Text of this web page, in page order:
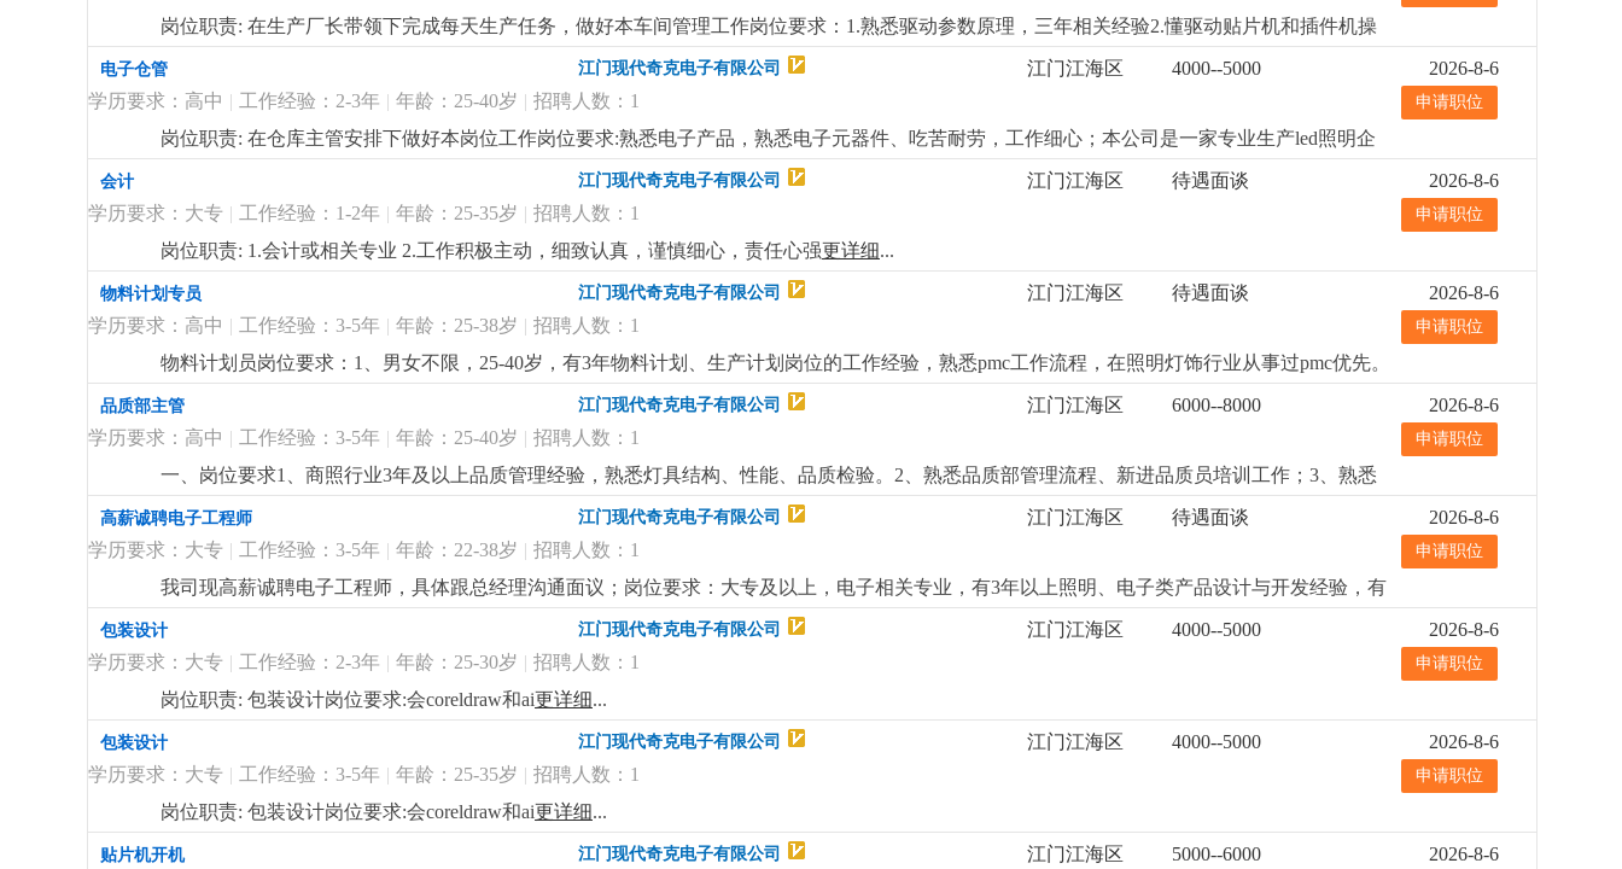
岗位职责: 在生产厂长带领下完成每天生产任务，做好本车间管理工作岗位要求：1.熟悉驱动参数原理，三年相关经验2.懂驱动贴片机和插件机操
作3.包吃包住，试用期后买社保4.待遇面谈更详细...
电子仓管 江门现代奇克电子有限公司 江门江海区 4000--5000
2026-8-6
学历要求：高中 | 工作经验：2-3年 | 年龄：25-40岁 | 招聘人数：1 申请职位
岗位职责: 在仓库主管安排下做好本岗位工作岗位要求:熟悉电子产品，熟悉电子元器件、吃苦耐劳，工作细心；本公司是一家专业生产led照明企
业，产品主要是筒灯 天花灯等，订单充足，长白班，粮期准时，环境优美、伙食丰盛，福利好。更详细...
会计 江门现代奇克电子有限公司 江门江海区 待遇面谈
2026-8-6
学历要求：大专 | 工作经验：1-2年 | 年龄：25-35岁 | 招聘人数：1 申请职位
岗位职责: 1.会计或相关专业 2.工作积极主动，细致认真，谨慎细心，责任心强更详细...
物料计划专员 江门现代奇克电子有限公司 江门江海区 待遇面谈
2026-8-6
学历要求：高中 | 工作经验：3-5年 | 年龄：25-38岁 | 招聘人数：1 申请职位
物料计划员岗位要求：1、男女不限，25-40岁，有3年物料计划、生产计划岗位的工作经验，熟悉pmc工作流程，在照明灯饰行业从事过pmc优先。
2、负责订单的物料需求整理，能根据订单制定物料计划，有物料计划管控能力。3、做事有条理性、有计划性、原则性强，工作细心；4、熟悉办
公软件使用，熟悉erp系统使用，如金蝶；5、良好的沟通、协调和计划能力。岗位福利：1、薪酬5000-6500元/月，视能力和经验而定，具体面议
商榷。2、节日慰问礼品礼金、开工红包、年终奖3、公司包吃工作餐、提供宿舍。4、环境优美的办公楼办公。
品质部主管 江门现代奇克电子有限公司 江门江海区 6000--8000
2026-8-6
学历要求：高中 | 工作经验：3-5年 | 年龄：25-40岁 | 招聘人数：1 申请职位
一、岗位要求1、商照行业3年及以上品质管理经验，熟悉灯具结构、性能、品质检验。2、熟悉品质部管理流程、新进品质员培训工作；3、熟悉
iso质量体系；4、具备良好的沟通协调和组织能力；二、工作职责1、负责新产品/变更品量产前确认，试产评估、包装设计资料校对；2、负责品
质部品质人员的培训和工作指导；3、制定产品检验规程、验货过程跟进和协调，验货异常处理并跟进结果；4、供应商质量改善指导，品质数据
统计和分析；5、协调和支持跨部门工作配合，协助新产品的质量标准的建立，协助认证产品标准的执行落地；6、跟业务部一起共同跟进各项客
户审厂工作；三、薪酬福利1、待遇具体跟总经理商榷，薪酬幅度6500-8500k；2、购买江门社保、享受饭费补贴，享受外宿补助金、节日福利、
法定假期等；更详细...
高薪诚聘电子工程师 江门现代奇克电子有限公司 江门江海区 待遇面谈
2026-8-6
学历要求：大专 | 工作经验：3-5年 | 年龄：22-38岁 | 招聘人数：1 申请职位
我司现高薪诚聘电子工程师，具体跟总经理沟通面议；岗位要求：大专及以上，电子相关专业，有3年以上照明、电子类产品设计与开发经验，有
智能家居照明开发经验者优先考虑。更详细...
包装设计 江门现代奇克电子有限公司 江门江海区 4000--5000
2026-8-6
学历要求：大专 | 工作经验：2-3年 | 年龄：25-30岁 | 招聘人数：1 申请职位
岗位职责: 包装设计岗位要求:会coreldraw和ai更详细...
包装设计 江门现代奇克电子有限公司 江门江海区 4000--5000
2026-8-6
学历要求：大专 | 工作经验：3-5年 | 年龄：25-35岁 | 招聘人数：1 申请职位
岗位职责: 包装设计岗位要求:会coreldraw和ai更详细...
贴片机开机 江门现代奇克电子有限公司 江门江海区 5000--6000
2026-8-6